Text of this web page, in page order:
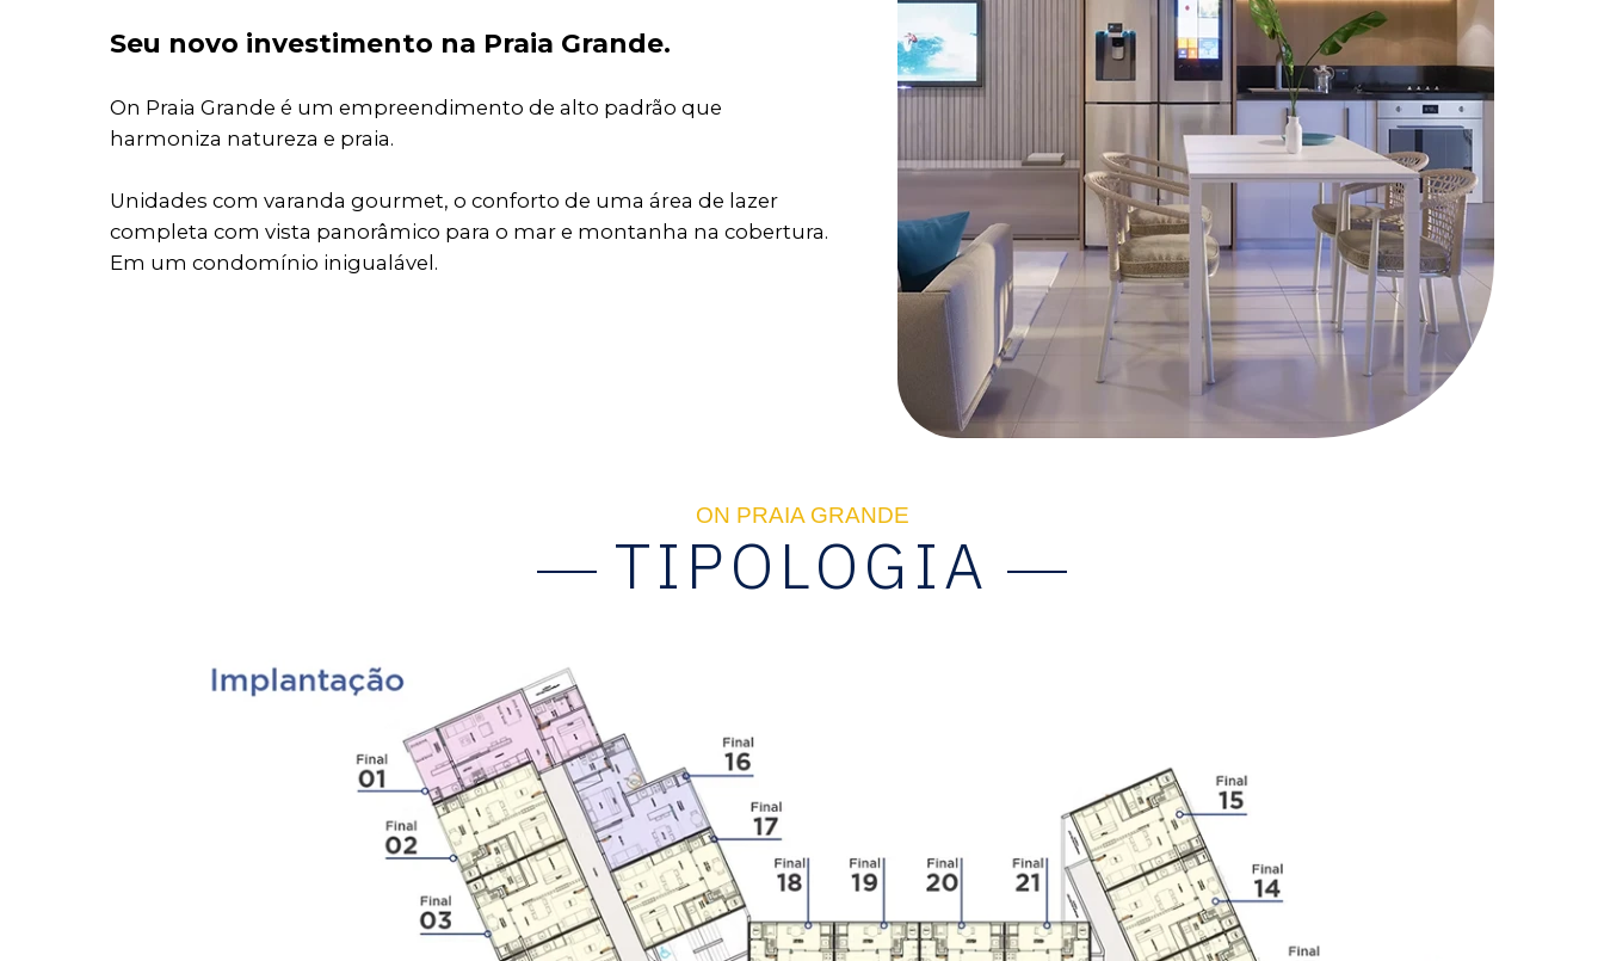
Seu novo investimento na Praia Grande.
On Praia Grande é um empreendimento de alto padrão que
harmoniza natureza e praia.
Unidades com varanda gourmet, o conforto de uma área de lazer
completa com vista panorâmico para o mar e montanha na cobertura.
Em um condomínio inigualável.
ON PRAIA GRANDE
TIPOLOGIA